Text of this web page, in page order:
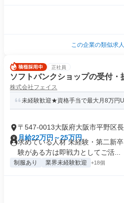
この企業の類似求
正社員
ソフトバンクショップの受付・
株式会社フェイス
未経験歓迎★資格手当で最大月8万円
〒547-0013大阪府大阪市平野区
月給22万円～25万円
求めている人材 未経験・第二新
験がある方は即戦力としてご活...
制服あり 業界未経験歓迎 +18個